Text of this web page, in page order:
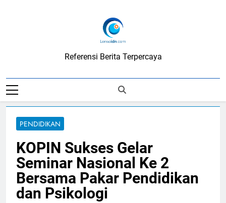
LensaIDN
Referensi Berita Terpercaya
PENDIDIKAN
KOPIN Sukses Gelar
Seminar Nasional Ke 2
Bersama Pakar Pendidikan
dan Psikologi